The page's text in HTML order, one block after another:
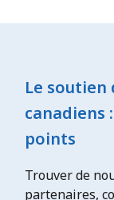
Le soutien
canadiens
points
Trouver de
partenaires,